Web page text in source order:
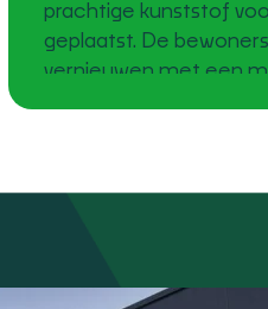
prachtige kunststof
geplaatst. De
vernieuwen met een
huis. Duurzaamheid